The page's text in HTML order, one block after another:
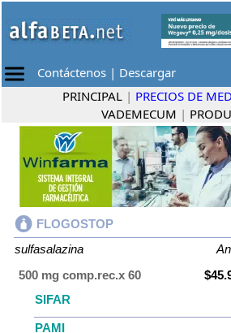
Contáctenos | Descargar
PRINCIPAL | PRECIOS DE
VADEMECUM |
FLOGOSTOP
sulfasalazina
500 mg comp.rec.x 60
SIFAR
PAMI